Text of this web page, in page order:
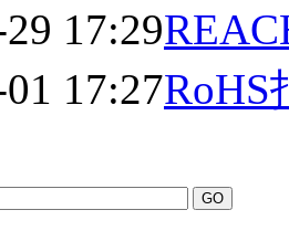
17:29
17:27RoHS